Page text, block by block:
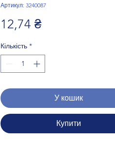
Артикул: 3240087
12,74 ₴Ціна
Кількість *
У кошик
Купити